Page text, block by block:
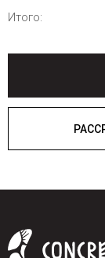
Итого: